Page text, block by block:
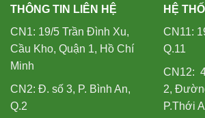
THÔNG TIN LIÊN HỆ
CN1: 19/5 Trần Đình Xu,
Cầu Kho, Quận 1, Hồ Chí
Minh
CN2: Đ. số 3, P. Bình An,
Q.2
HỆ
CN11:
Q.11
CN12:
2,
P.Thới